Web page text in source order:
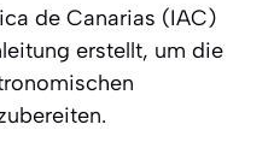
de Canarias (IAC)
erstellt, um die